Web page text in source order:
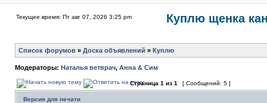
Текущее время: Пт авг 07, 2026 3:25 pm Куплю щенка
Список форумов » Доска объявлений » Куплю
Модераторы: Наталья ветврач, Анна & Сим
Страница 1 из 1 [ Сообщений: 5 ]
Версия для печати